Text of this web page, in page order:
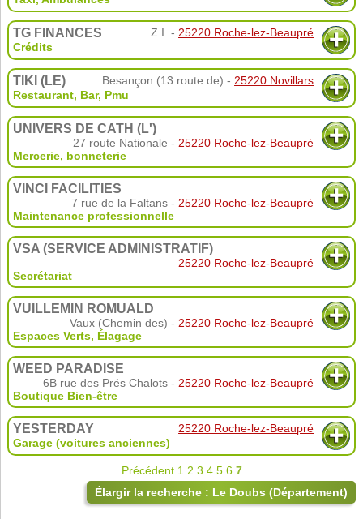
TG FINANCES Z.I. - 25220 Roche-lez-Beaupré
Crédits
TIKI (LE) Besançon (13 route de) - 25220 Novillars
Restaurant, Bar, Pmu
UNIVERS DE CATH (L')
27 route Nationale - 25220 Roche-lez-Beaupré
Mercerie, bonneterie
VINCI FACILITIES
7 rue de la Faltans - 25220 Roche-lez-Beaupré
Maintenance professionnelle
VSA (SERVICE ADMINISTRATIF)
25220 Roche-lez-Beaupré
Secrétariat
VUILLEMIN ROMUALD
Vaux (Chemin des) - 25220 Roche-lez-Beaupré
Espaces Verts, Élagage
WEED PARADISE
6B rue des Prés Chalots - 25220 Roche-lez-Beaupré
Boutique Bien-être
YESTERDAY
25220 Roche-lez-Beaupré
Garage (voitures anciennes)
Précédent 1 2 3 4 5 6 7
Élargir la recherche : Le Doubs (Département)